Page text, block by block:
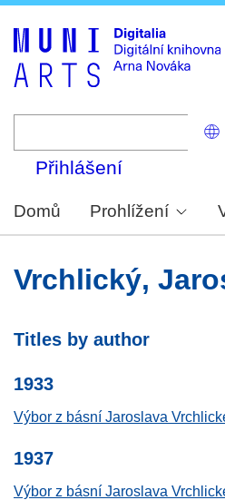
Select
your
Přihlášení
Domů Prohlížení
Vrchlický,
Titles by author
1933
Výbor z básní Jaroslava
1937
Výbor z básní Jaroslava